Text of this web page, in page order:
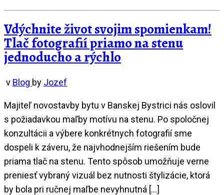
Vdýchnite život svojim spomienkam!
Tlač fotografií priamo na stenu
jednoducho a rýchlo
v Blog by Jozef
Majiteľ novostavby bytu v Banskej Bystrici nás oslovil
s požiadavkou maľby motívu na stenu. Po spoločnej
konzultácii a výbere konkrétnych fotografií sme
dospeli k záveru, že najvhodnejším riešením bude
priama tlač na stenu. Tento spôsob umožňuje verne
preniesť vybraný vizuál bez nutnosti štylizácie, ktorá
by bola pri ručnej maľbe nevyhnutná […]